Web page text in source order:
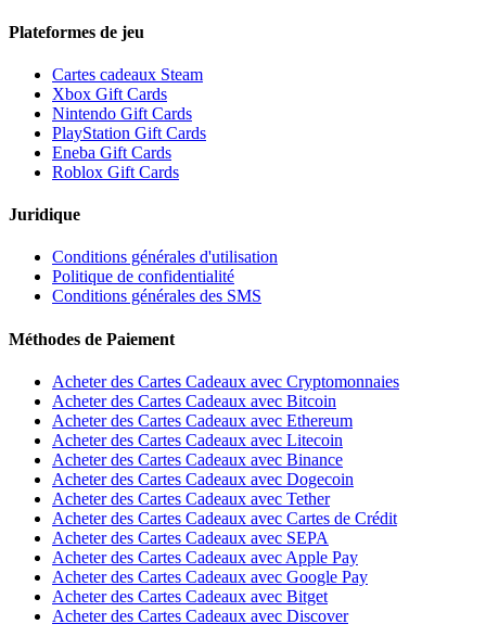
Plateformes de jeu
Cartes cadeaux Steam
Xbox Gift Cards
Nintendo Gift Cards
PlayStation Gift Cards
Eneba Gift Cards
Roblox Gift Cards
Juridique
Conditions générales d'utilisation
Politique de confidentialité
Conditions générales des SMS
Méthodes de Paiement
Acheter des Cartes Cadeaux avec Cryptomonnaies
Acheter des Cartes Cadeaux avec Bitcoin
Acheter des Cartes Cadeaux avec Ethereum
Acheter des Cartes Cadeaux avec Litecoin
Acheter des Cartes Cadeaux avec Binance
Acheter des Cartes Cadeaux avec Dogecoin
Acheter des Cartes Cadeaux avec Tether
Acheter des Cartes Cadeaux avec Cartes de Crédit
Acheter des Cartes Cadeaux avec SEPA
Acheter des Cartes Cadeaux avec Apple Pay
Acheter des Cartes Cadeaux avec Google Pay
Acheter des Cartes Cadeaux avec Bitget
Acheter des Cartes Cadeaux avec Discover